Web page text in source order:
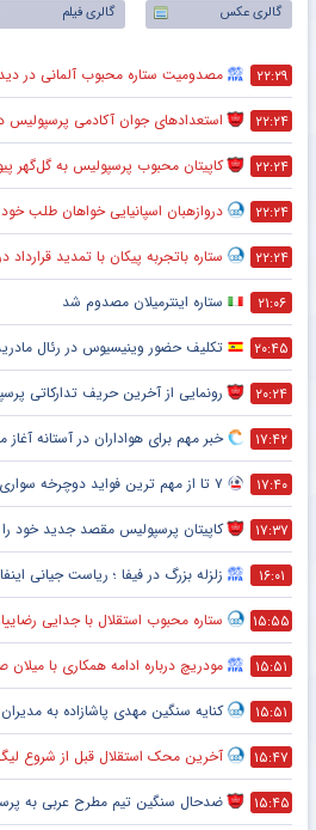
گالری عکس
گالری فیلم
۲۲:۲۹ مصدومیت ستاره محبوب آلمانی در
۲۲:۲۴ استعدادهای جوان آکادمی پرسپولیس در
۲۲:۲۴ کاپیتان محبوب پرسپولیس به گل‌گهر
۲۲:۲۴ دروازهبان اسپانیایی خواهان طلب
۲۲:۲۴ ستاره باتجربه پیکان با تمدید قرارداد
۲۱:۰۶ ستاره اینترمیلان مصدوم شد
۲۰:۴۵ تکلیف حضور وینیسیوس در رئال
۲۰:۲۴ رونمایی از آخرین حریف تدارکاتی
۱۷:۴۲ خبر مهم برای هواداران در آستانه
۱۷:۴۰ ۷ تا از مهم ترین فواید دوچرخه سواری که نمی دانستید !
۱۷:۳۷ کاپیتان پرسپولیس مقصد جدید خود
۱۶:۰۱ زلزله بزرگ در فیفا ؛ ریاست جیانی
۱۵:۵۵ ستاره محبوب استقلال با جدایی رضاییان
۱۵:۵۱ مودریچ درباره ادامه همکاری با
۱۵:۵۱ کنایه سنگین مهدی پاشازاده به
۱۵:۴۷ آخرین محک استقلال قبل از شروع
۱۵:۴۵ ضدحال سنگین تیم مطرح عربی به